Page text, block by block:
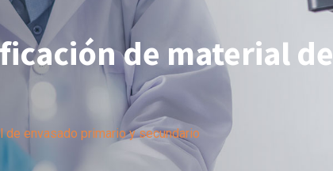
de material de
de envasado primario y secundario